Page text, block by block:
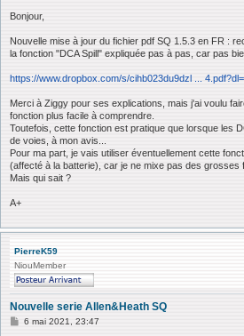
s
g
e
Bonjour,
Nouvelle mise à jour du fichier pdf SQ 1.5.3 en FR :
la fonction "DCA Spill" expliquée pas à pas, car pas
https://www.dropbox.com/s/cihb023du9dzl ...
Merci à Ziggy pour ses explications, mais j'ai voulu
fonction plus facile à comprendre.
Toutefois, cette fonction est pratique que lorsque les
de voies, à mon avis...
Pour ma part, je vais utiliser éventuellement cette
(affecté à la batterie), car je ne mixe pas des grosses
Mais qui sait ?
A+
PierreK59
NiouMember
Nouvelle serie Allen&Heath SQ
M6 mai 2021, 23:47